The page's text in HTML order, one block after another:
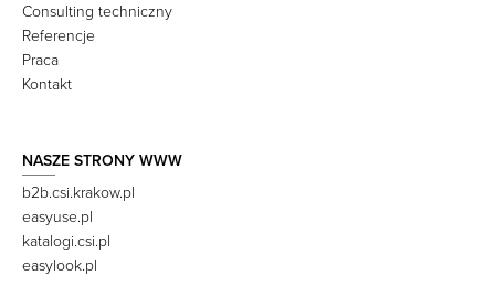
Consulting techniczny
Referencje
Praca
Kontakt
NASZE STRONY WWW
b2b.csi.krakow.pl
easyuse.pl
katalogi.csi.pl
easylook.pl